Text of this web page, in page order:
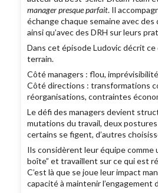
manager presque parfait. Il
échange chaque semaine avec des
ainsi qu’avec des DRH sur leurs
Dans cet épisode Ludovic décrit ce
terrain.
Côté managers : flou,
Côté directions : transformations
réorganisations, contraintes
Le défi des managers devient
mutations du travail, deux
certains se figent, d’autres
Ils considèrent leur équipe comme
boîte” et travaillent sur ce qui est
C’est là que se joue leur impact
capacité à maintenir l’engagement